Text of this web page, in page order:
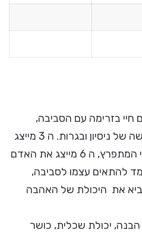
חיי בזרימה עם הסביבה,
זרימה רגשית ויצירתית. תחושה של ניסיון ובגרות. ה 3 מייצג
את הילד, החווה, הספונטאני המתפרץ, ה 6 מייצג את האדם
להתאים עצמו לסביבה,
בין הרצוי למצוי, ה 9 מביא את היכולת של האהבה
יכולת שכלית, כושר